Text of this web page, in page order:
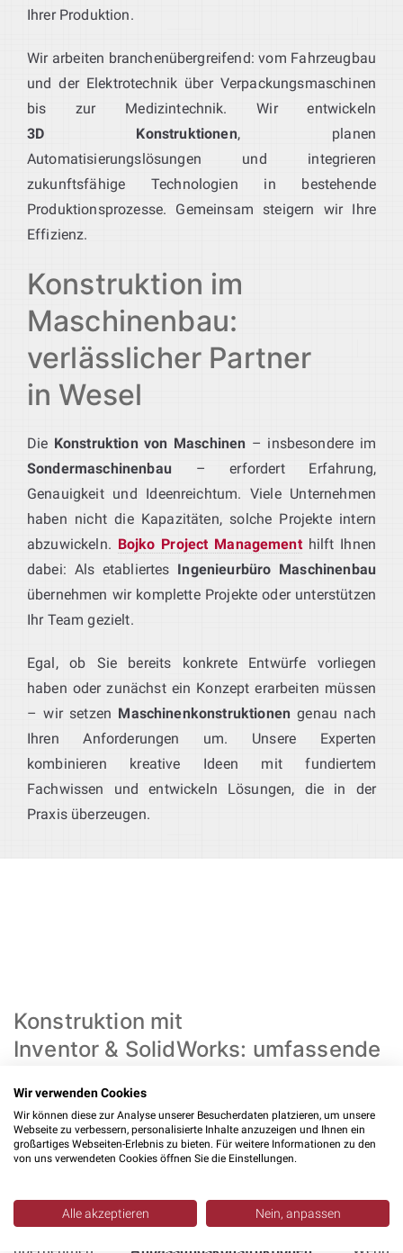
Ihrer Produktion.
Wir arbeiten branchenübergreifend: vom Fahrzeugbau
und der Elektrotechnik über Verpackungsmaschinen
bis zur Medizintechnik. Wir entwickeln
3D Konstruktionen, planen
Automatisierungslösungen und integrieren
zukunftsfähige Technologien in bestehende
Produktionsprozesse. Gemeinsam steigern wir Ihre
Effizienz.
Konstruktion im
Maschinenbau:
verlässlicher Partner
in Wesel
Die Konstruktion von Maschinen – insbesondere im
Sondermaschinenbau – erfordert Erfahrung,
Genauigkeit und Ideenreichtum. Viele Unternehmen
haben nicht die Kapazitäten, solche Projekte intern
abzuwickeln. Bojko Project Managementhilft Ihnen
dabei: Als etabliertes Ingenieurbüro Maschinenbau
übernehmen wir komplette Projekte oder unterstützen
Ihr Team gezielt.
Egal, ob Sie bereits konkrete Entwürfe vorliegen
haben oder zunächst ein Konzept erarbeiten müssen
– wir setzen Maschinenkonstruktionen genau nach
Ihren Anforderungen um. Unsere Experten
kombinieren kreative Ideen mit fundiertem
Fachwissen und entwickeln Lösungen, die in der
Praxis überzeugen.
Konstruktion mit
Inventor & SolidWorks: umfassende
Sondermaschinenbau
UnsereKonstruktionsleistungendecken den gesamten
Einzelteilkonstruktionen, erstellen
Baugruppenkonstruktionen, entwickeln Varianten und
Wir verwenden Cookies
Wir können diese zur Analyse unserer Besucherdaten platzieren, um unsere
Webseite zu verbessern, personalisierte Inhalte anzuzeigen und Ihnen ein
großartiges Webseiten-Erlebnis zu bieten. Für weitere Informationen zu den
von uns verwendeten Cookies öffnen Sie die Einstellungen.
Alle akzeptieren Nein, anpassen